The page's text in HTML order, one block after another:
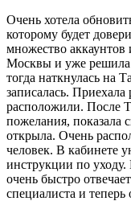
Очень хотела
которому будет
множество
Москвы и уже
тогда наткнулась на
записалась.
расположили. После
пожелания, показала
открыла. Очень
человек. В кабинете
инструкции по
очень быстро
специалиста и